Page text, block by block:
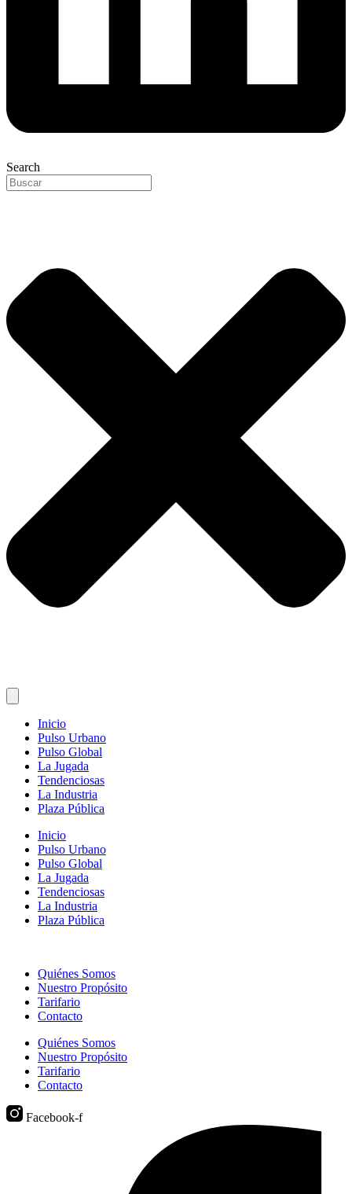
Search
Inicio
Pulso Urbano
Pulso Global
La Jugada
Tendenciosas
La Industria
Plaza Pública
Inicio
Pulso Urbano
Pulso Global
La Jugada
Tendenciosas
La Industria
Plaza Pública
Quiénes Somos
Nuestro Propósito
Tarifario
Contacto
Quiénes Somos
Nuestro Propósito
Tarifario
Contacto
Facebook-f